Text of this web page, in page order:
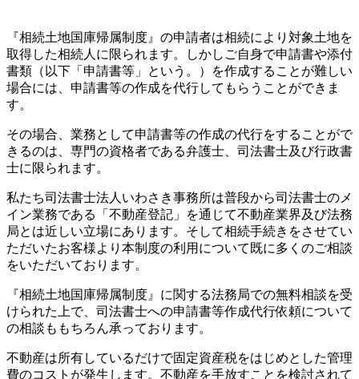
『相続土地国庫帰属制度』の申請者は相続により対象土地を
取得した相続人に限られます。しかしご自身で申請書や添付
書類（以下「申請書等」という。）を作成することが難しい
場合には、申請書等の作成を代行してもらうことができま
す。
その場合、業務として申請書等の作成の代行をすることがで
きるのは、専門の資格者である弁護士、司法書士及び行政書
士に限られます。
私たち司法書士法人いわさき事務所は普段から司法書士のメ
イン業務である「不動産登記」を通じて不動産業界及び法務
局とは近しい立場にあります。そして相続手続きをさせてい
ただいたお客様より本制度の利用について既に多くのご相談
をいただいております。
『相続土地国庫帰属制度』に関する法務局での無料相談を受
けられた上で、司法書士への申請書等作成代行依頼について
の相談ももちろん承っております。
不動産は所有しているだけで固定資産税をはじめとした管理
費のコストが発生します。不動産を手放すことを検討されて